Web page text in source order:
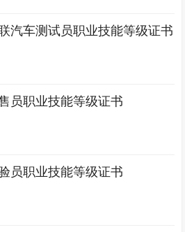
汽车测试员职业技能等级证书
员职业技能等级证书
员职业技能等级证书